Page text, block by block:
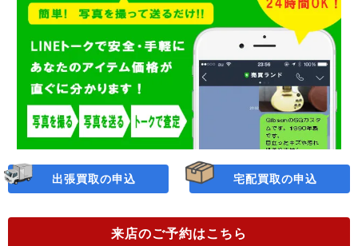
出張買取の申込 宅配買取の申込
来店のご予約はこちら